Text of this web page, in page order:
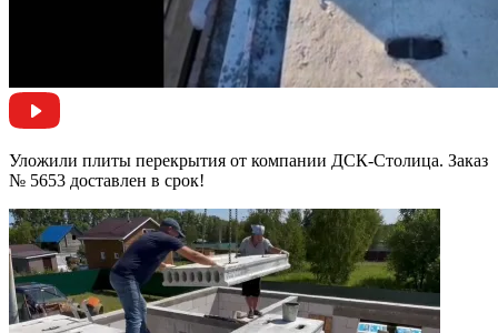
Уложили плиты перекрытия от компании ДСК-Столица. Заказ
№ 5653 доставлен в срок!